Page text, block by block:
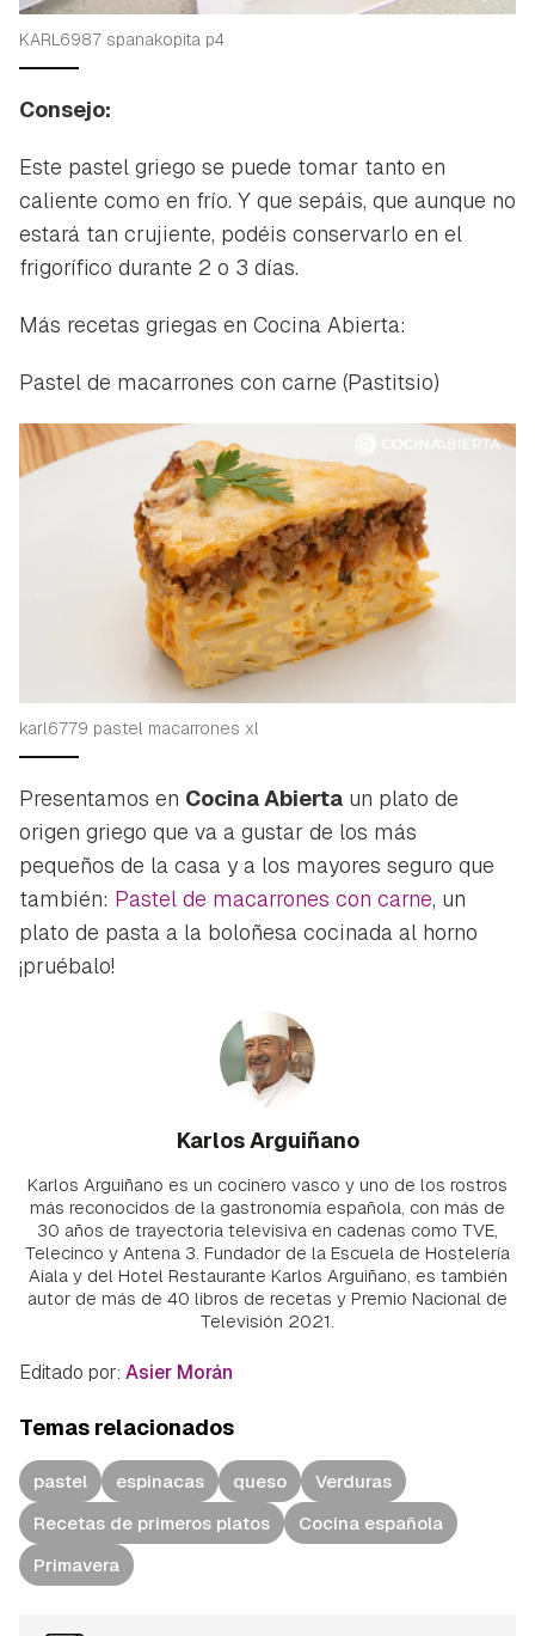
KARL6987 spanakopita p4
Consejo:
Este pastel griego se puede tomar tanto en
caliente como en frío. Y que sepáis, que aunque no
estará tan crujiente, podéis conservarlo en el
frigorífico durante 2 o 3 días.
Más recetas griegas en Cocina Abierta:
Pastel de macarrones con carne (Pastitsio)
karl6779 pastel macarrones xl
Presentamos en Cocina Abierta un plato de
origen griego que va a gustar de los más
pequeños de la casa y a los mayores seguro que
también: Pastel de macarrones con carne, un
plato de pasta a la boloñesa cocinada al horno
¡pruébalo!
Karlos Arguiñano
Karlos Arguiñano es un cocinero vasco y uno de los rostros
más reconocidos de la gastronomía española, con más de
30 años de trayectoria televisiva en cadenas como TVE,
Telecinco y Antena 3. Fundador de la Escuela de Hostelería
Aiala y del Hotel Restaurante Karlos Arguiñano, es también
autor de más de 40 libros de recetas y Premio Nacional de
Televisión 2021.
Editado por: Asier Morán
Temas relacionados
pastel espinacas queso
Verduras
Recetas de primeros platos
Cocina española
Primavera